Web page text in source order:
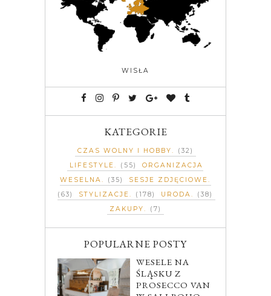
WISŁA
KATEGORIE
CZAS WOLNY I HOBBY
(32)
LIFESTYLE
(55)
ORGANIZACJA
WESELNA
(35)
SESJE ZDJĘCIOWE
(63)
STYLIZACJE (178) URODA
(38)
ZAKUPY
(7)
POPULARNE POSTY
WESELE NA
ŚLĄSKU Z
PROSECCO VAN